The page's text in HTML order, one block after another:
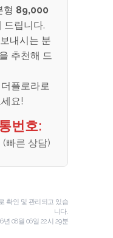
형 89,000
드립니다.
내시는 분
추천해 드
플로라로
요!
번호:
(빠른 상담)
확인 및 관리되고 있습
니다.
년 08월 06일 22시 29분